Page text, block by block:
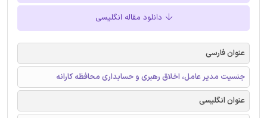
دانلود مقاله انگلیسی
عنوان فارسی
جنسیت مدیر عامل، اخلاق رهبری و حسابداری محافظه کارانه
عنوان انگلیسی